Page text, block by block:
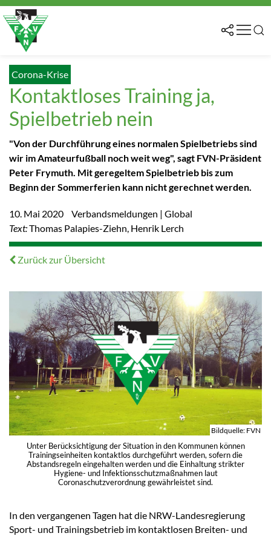
Corona-Krise
Kontaktloses Training ja,
Spielbetrieb nein
"Von der Durchführung eines normalen Spielbetriebs sind
wir im Amateurfußball noch weit weg", sagt FVN-Präsident
Peter Frymuth. Mit geregeltem Spielbetrieb bis zum
Beginn der Sommerferien kann nicht gerechnet werden.
10. Mai 2020
Verbandsmeldungen | Global
Text:Thomas Palapies-Ziehn, Henrik Lerch
Zurück zur Übersicht
Bildquelle: FVN
Unter Berücksichtigung der Situation in den Kommunen können
Trainingseinheiten kontaktlos durchgeführt werden, sofern die
Abstandsregeln eingehalten werden und die Einhaltung strikter
Hygiene- und Infektionsschutzmaßnahmen laut
Coronaschutzverordnung gewährleistet sind.
In den vergangenen Tagen hat die NRW-Landesregierung
Sport- und Trainingsbetrieb im kontaktlosen Breiten- und